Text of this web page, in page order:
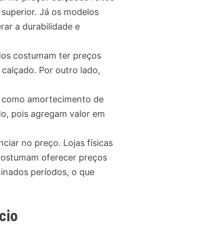
Já os modelos
a durabilidade e
costumam ter preços
Por outro lado,
como amortecimento de
pois agregam valor em
no preço. Lojas físicas
oferecer preços
períodos, o que